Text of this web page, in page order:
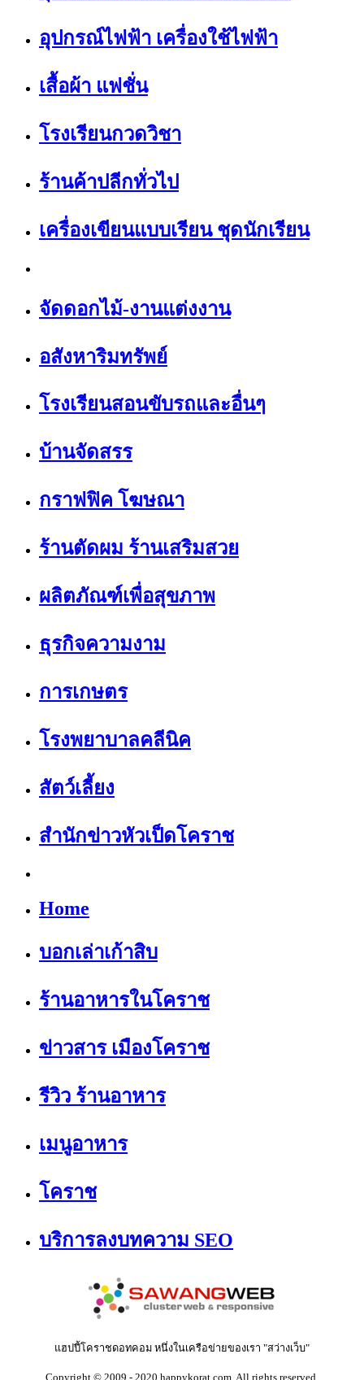
อุปกรณ์ไฟฟ้า เครื่องใช้ไฟฟ้า
เสื้อผ้า แฟชั่น
โรงเรียนกวดวิชา
ร้านค้าปลีกทั่วไป
เครื่องเขียนแบบเรียน ชุดนักเรียน
จัดดอกไม้-งานแต่งงาน
อสังหาริมทรัพย์
โรงเรียนสอนขับรถและอื่นๆ
บ้านจัดสรร
กราฟฟิค โฆษณา
ร้านตัดผม ร้านเสริมสวย
ผลิตภัณฑ์เพื่อสุขภาพ
ธุรกิจความงาม
การเกษตร
โรงพยาบาลคลีนิค
สัตว์เลี้ยง
สำนักข่าวหัวเป็ดโคราช
Home
บอกเล่าเก้าสิบ
ร้านอาหารในโคราช
ข่าวสาร เมืองโคราช
รีวิว ร้านอาหาร
เมนูอาหาร
โคราช
บริการลงบทความ SEO
แฮปปี้โคราชดอทคอม หนึ่งในเครือข่ายของเรา "สว่างเว็บ"